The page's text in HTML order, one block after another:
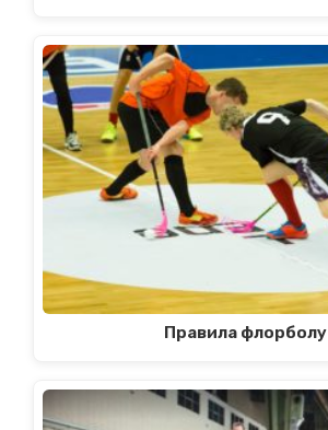
Правила флорболу